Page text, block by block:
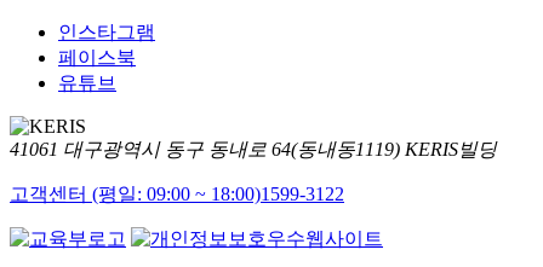
인스타그램
페이스북
유튜브
41061 대구광역시 동구 동내로 64(동내동1119) KERIS빌딩
고객센터 (평일: 09:00 ~ 18:00)1599-3122